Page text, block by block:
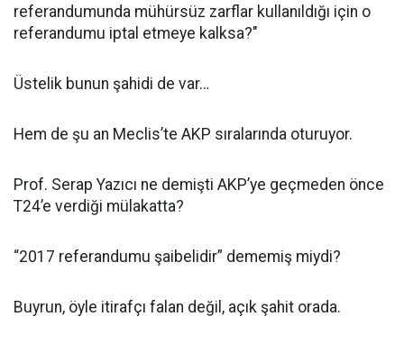
referandumunda mühürsüz zarflar kullanıldığı için o
referandumu iptal etmeye kalksa?"
Üstelik bunun şahidi de var…
Hem de şu an Meclis’te AKP sıralarında oturuyor.
Prof. Serap Yazıcı ne demişti AKP’ye geçmeden önce
T24’e verdiği mülakatta?
“2017 referandumu şaibelidir” dememiş miydi?
Buyrun, öyle itirafçı falan değil, açık şahit orada.